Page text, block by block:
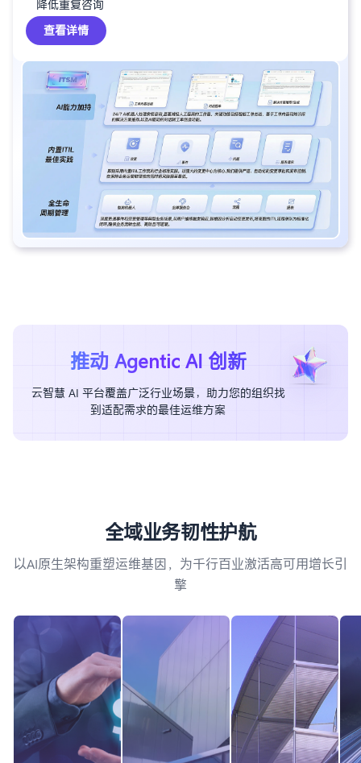
降低重复咨询
查看详情
推动 Agentic AI 创新
云智慧 AI 平台覆盖广泛行业场景，助力您的组织找
到适配需求的最佳运维方案
全域业务韧性护航
以AI原生架构重塑运维基因，为千行百业激活高可用增长引
擎